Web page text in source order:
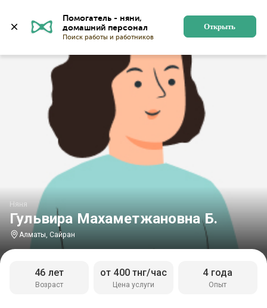
Помогатель - няни,
Поиск работы и работников
Открыть
Гульвира Махаметжановна Б.
Няня
Алматы, Сайран
Возраст
46 лет
Цена услуги
от 400 тнг/час
Опыт
4 года